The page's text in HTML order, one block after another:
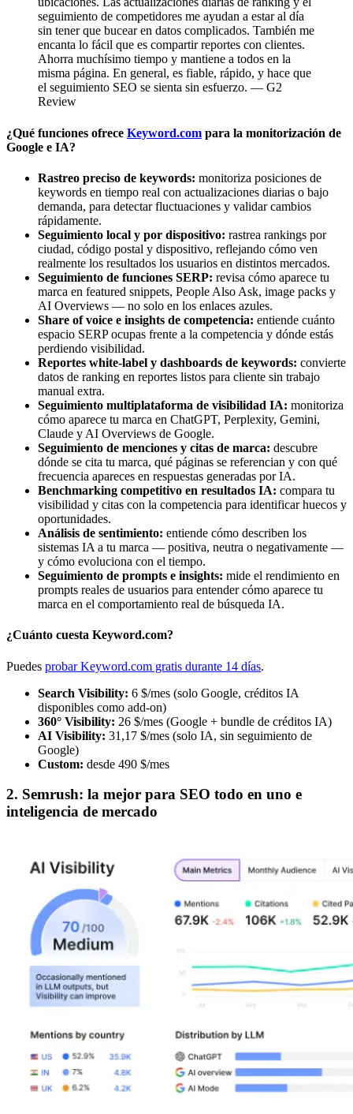
seguimiento de competidores me ayudan a estar al día
sin tener que bucear en datos complicados. También me
encanta lo fácil que es compartir reportes con clientes.
Ahorra muchísimo tiempo y mantiene a todos en la
misma página. En general, es fiable, rápido, y hace que
el seguimiento SEO se sienta sin esfuerzo. — G2
Review
¿Qué funciones ofrece Keyword.com para la monitorización de
Google e IA?
Rastreo preciso de keywords: monitoriza posiciones de
keywords en tiempo real con actualizaciones diarias o bajo
demanda, para detectar fluctuaciones y validar cambios
rápidamente.
Seguimiento local y por dispositivo: rastrea rankings por
ciudad, código postal y dispositivo, reflejando cómo ven
realmente los resultados los usuarios en distintos mercados.
Seguimiento de funciones SERP: revisa cómo aparece tu
marca en featured snippets, People Also Ask, image packs y
AI Overviews — no solo en los enlaces azules.
Share of voice e insights de competencia: entiende cuánto
espacio SERP ocupas frente a la competencia y dónde estás
perdiendo visibilidad.
Reportes white-label y dashboards de keywords: convierte
datos de ranking en reportes listos para cliente sin trabajo
manual extra.
Seguimiento multiplataforma de visibilidad IA: monitoriza
cómo aparece tu marca en ChatGPT, Perplexity, Gemini,
Claude y AI Overviews de Google.
Seguimiento de menciones y citas de marca: descubre
dónde se cita tu marca, qué páginas se referencian y con qué
frecuencia apareces en respuestas generadas por IA.
Benchmarking competitivo en resultados IA: compara tu
visibilidad y citas con la competencia para identificar huecos y
oportunidades.
Análisis de sentimiento: entiende cómo describen los
sistemas IA a tu marca — positiva, neutra o negativamente —
y cómo evoluciona con el tiempo.
Seguimiento de prompts e insights: mide el rendimiento en
prompts reales de usuarios para entender cómo aparece tu
marca en el comportamiento real de búsqueda IA.
¿Cuánto cuesta Keyword.com?
Puedes probar Keyword.com gratis durante 14 días.
Search Visibility: 6 $/mes (solo Google, créditos IA
disponibles como add-on)
360° Visibility: 26 $/mes (Google + bundle de créditos IA)
AI Visibility: 31,17 $/mes (solo IA, sin seguimiento de
Google)
Custom: desde 490 $/mes
2. Semrush: la mejor para SEO todo en uno e
inteligencia de mercado